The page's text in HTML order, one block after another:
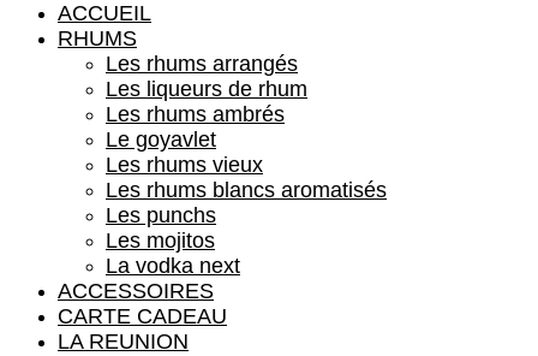
ACCUEIL
RHUMS
Les rhums arrangés
Les liqueurs de rhum
Les rhums ambrés
Le goyavlet
Les rhums vieux
Les rhums blancs aromatisés
Les punchs
Les mojitos
La vodka next
ACCESSOIRES
CARTE CADEAU
LA REUNION